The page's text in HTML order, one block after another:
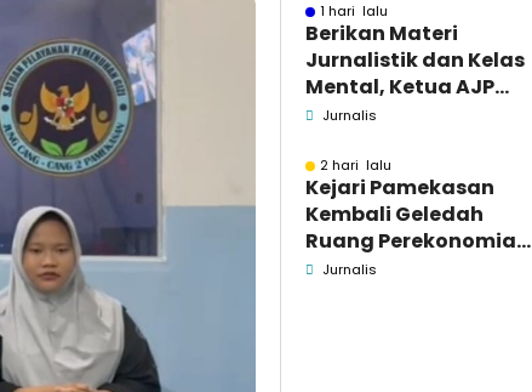
1 hari lalu
Berikan Materi
Jurnalistik dan Kelas
Mental, Ketua AJP
Bakar Semangat LPM
Jurnalis
2 hari lalu
Kejari Pamekasan
Kembali Geledah
Ruang Perekonomian,
Pidsus: Tunggu Saja!
Jurnalis